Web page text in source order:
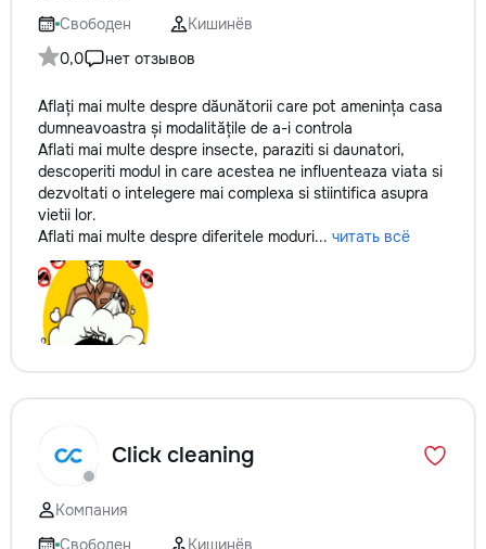
Свободен
Кишинёв
0,0
нет отзывов
Aflați mai multe despre dăunătorii care pot amenința casa
dumneavoastra și modalitățile de a-i controla
Aflati mai multe despre insecte, paraziti si daunatori,
descoperiti modul in care acestea ne influenteaza viata si
dezvoltati o intelegere mai complexa si stiintifica asupra
vietii lor.
Aflati mai multe despre diferitele moduri... читать всё
Click cleaning
Компания
Свободен
Кишинёв